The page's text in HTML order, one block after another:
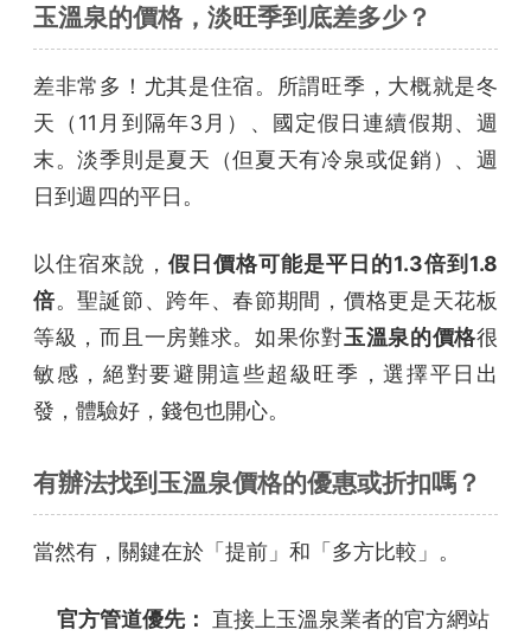
玉溫泉的價格，淡旺季到底差多少？
差非常多！尤其是住宿。所謂旺季，大概就是冬
天（11月到隔年3月）、國定假日連續假期、週
末。淡季則是夏天（但夏天有冷泉或促銷）、週
日到週四的平日。
以住宿來說， 假日價格可能是平日的1.3倍到1.8
倍。聖誕節、跨年、春節期間，價格更是天花板
等級，而且一房難求。如果你對玉溫泉的價格很
敏感，絕對要避開這些超級旺季，選擇平日出
發，體驗好，錢包也開心。
有辦法找到玉溫泉價格的優惠或折扣嗎？
當然有，關鍵在於「提前」和「多方比較」。
官方管道優先：
直接上玉溫泉業者的官方網站